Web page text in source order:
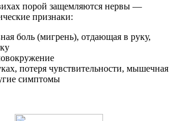
порой защемляются нервы —
признаки:
боль (мигрень), отдающая в руку,
потеря чувствительности, мышечная
симптомы